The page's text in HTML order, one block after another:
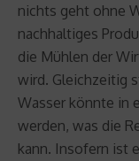
nichts geht ohne
nachhaltiges
die Mühlen der
wird. Gleichzeitig
Wasser könnte in
werden, was die
kann. Insofern ist